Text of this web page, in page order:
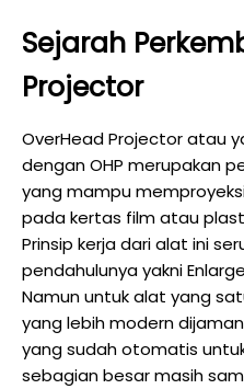
Sejarah
Projector
OverHead Projector atau
dengan OHP merupakan
yang mampu
pada kertas film atau
Prinsip kerja dari alat ini
pendahulunya yakni
Namun untuk alat yang
yang lebih modern
yang sudah otomatis
sebagian besar masih